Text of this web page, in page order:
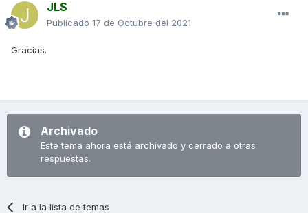
JLS
Publicado 17 de Octubre del 2021
Gracias.
Archivado
Este tema ahora está archivado y cerrado a otras
respuestas.
Ir a la lista de temas